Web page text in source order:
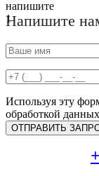
Напишите
Используя эту
обработкой